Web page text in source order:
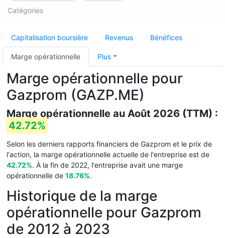
Catégories
Capitalisation boursière Revenus Bénéfices
Marge opérationnelle Plus
Marge opérationnelle pour
Gazprom (GAZP.ME)
Marge opérationnelle au Août 2026 (TTM) :
42.72%
Selon les derniers rapports financiers de Gazprom et le prix de
l'action, la marge opérationnelle actuelle de l'entreprise est de
42.72%. À la fin de 2022, l'entreprise avait une marge
opérationnelle de 18.76%.
Historique de la marge
opérationnelle pour Gazprom
de 2012 à 2023